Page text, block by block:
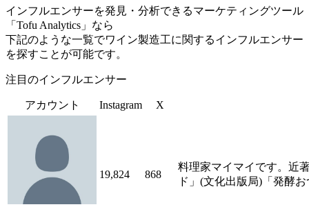
インフルエンサーを発見・分析できるマーケティングツール
「Tofu Analytics」なら
下記のような一覧でワイン製造工に関するインフルエンサー
を探すことが可能です。
注目のインフルエンサー
アカウント Instagram X
19,824 868
料理家マイマイです。近
ド」(文化出版局)「発酵